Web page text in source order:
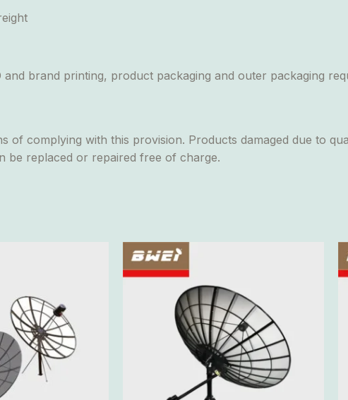
brand printing, product packaging and outer packaging
of complying with this provision. Products damaged due to
be replaced or repaired free of charge.